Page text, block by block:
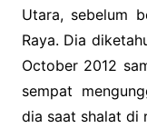
Utara, sebelum
Raya. Dia
October 2012
sempat
dia saat shalat di